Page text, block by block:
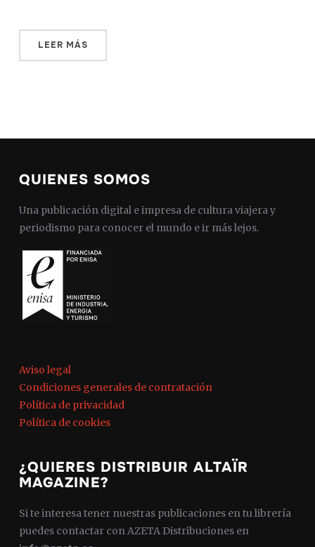
LEER MÁS
QUIENES SOMOS
Una publicación digital e impresa de cultura viajera y
periodismo para conocer el mundo e ir más lejos.
Aviso legal
Condiciones generales de contratación
Política de privacidad
Política de cookies
¿QUIERES DISTRIBUIR ALTAÏR
MAGAZINE?
Si te interesa tener nuestras publicaciones en tu librería
puedes contactar con AZETA Distribuciones en